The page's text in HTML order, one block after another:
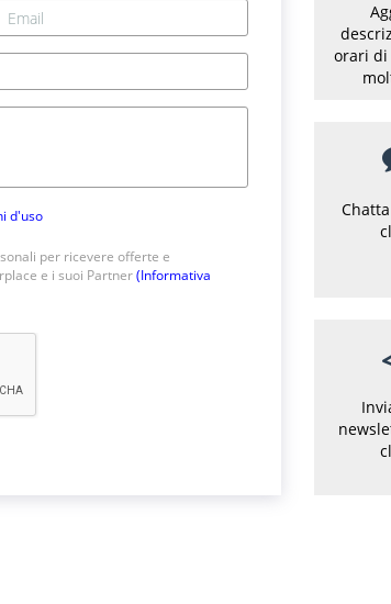
d'uso
per ricevere offerte e
e i suoi Partner(Informativa
orari